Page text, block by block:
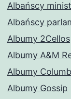
Albańscy
Albańscy
Albumy 2Cellos
Albumy A&M
Albumy
Albumy Gossip